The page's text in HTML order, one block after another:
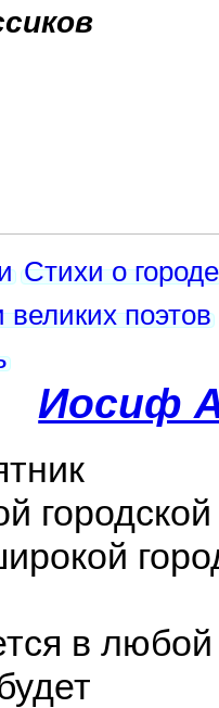
Стихи о городе
великих поэтов
Иосиф
в